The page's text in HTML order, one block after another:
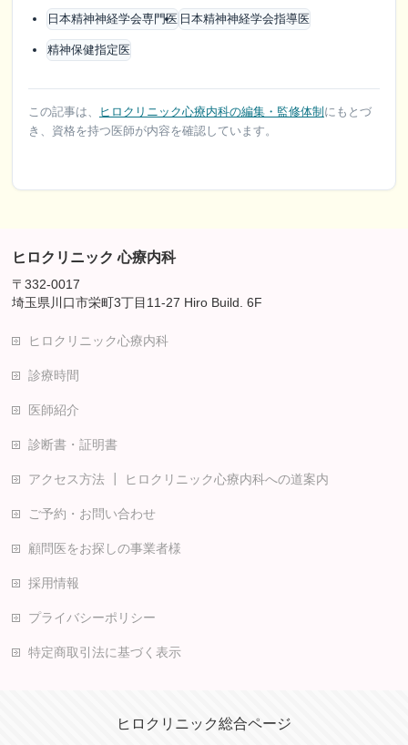
日本精神神経学会専門医 日本精神神経学会指導医
精神保健指定医
この記事は、 ヒロクリニック心療内科の編集・監修体制 にもとづ
き、資格を持つ医師が内容を確認しています。
ヒロクリニック 心療内科
〒332-0017
埼玉県川口市栄町3丁目11-27 Hiro Build. 6F
ヒロクリニック心療内科
診療時間
医師紹介
診断書・証明書
アクセス方法 ┃ ヒロクリニック心療内科への道案内
ご予約・お問い合わせ
顧問医をお探しの事業者様
採用情報
プライバシーポリシー
特定商取引法に基づく表示
ヒロクリニック総合ページ